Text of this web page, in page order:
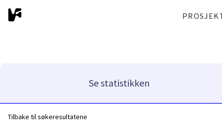
Se statistikken
Tilbake til søkeresultatene